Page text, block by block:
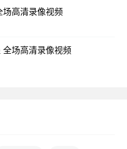
场高清录像视频
全场高清录像视频